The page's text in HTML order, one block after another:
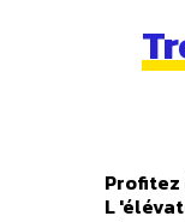
Profitez
L